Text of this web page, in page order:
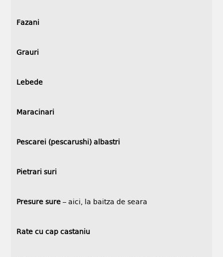
Fazani
Grauri
Lebede
Maracinari
Pescarei (pescarushi) albastri
Pietrari suri
Presure sure – aici, la baitza de seara
Rate cu cap castaniu